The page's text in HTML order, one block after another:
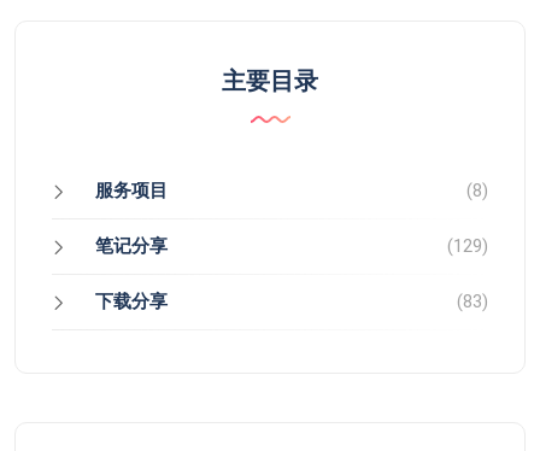
主要目录
服务项目 (8)
笔记分享 (129)
下载分享 (83)